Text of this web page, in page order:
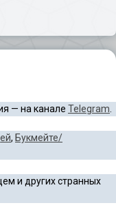
— на канале Telegram
, Букмейте/
и других странных